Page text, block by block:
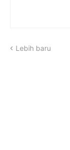
Lebih baru